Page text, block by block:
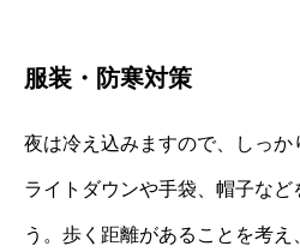
服装・防寒対策
夜は冷え込みますので、しっか
ライトダウンや手袋、帽子など
う。歩く距離があることを考